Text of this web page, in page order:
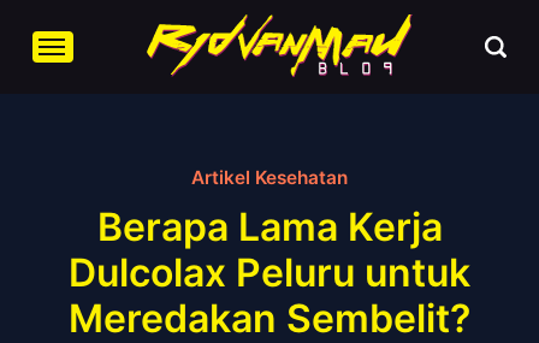
Artikel Kesehatan
Berapa Lama Kerja
Dulcolax Peluru untuk
Meredakan Sembelit?